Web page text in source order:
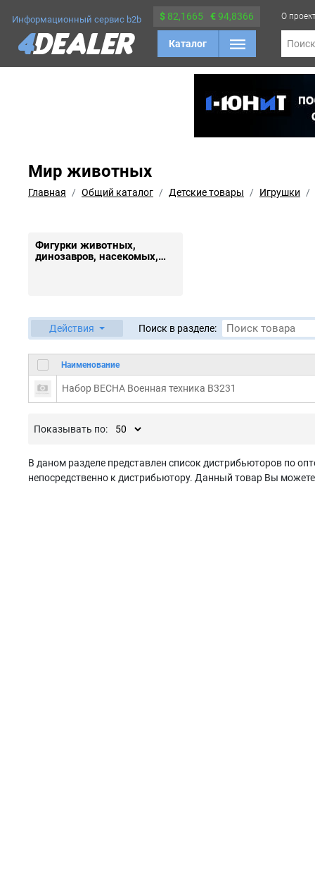
Информационный сервис b2b $ 82,1665 €94,8366
Каталог
О
Поиск
Мир животных
Главная Общий каталог Детские товары Игрушки
Фигурки животных,
динозавров, насекомых,
Действия Поиск в разделе:
Наименование
Набор ВЕСНА Военная техника В3231
Показывать по:
В даном разделе представлен список дистрибьюторов по
непосредственно к дистрибьютору. Данный товар Вы